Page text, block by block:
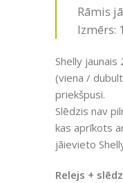
Rāmis
Izmērs:
Shelly
(viena /
priekšpusi.
Slēdzis nav
kas aprīkots
jāievieto
Relejs +